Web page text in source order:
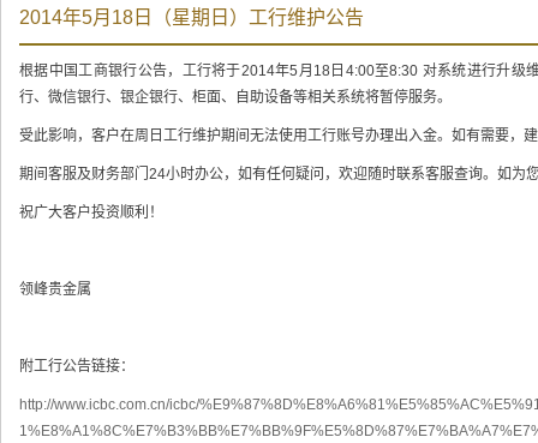
2014年5月18日（星期日）工行维护公告
根据中国工商银行公告，工行将于2014年5月18日4:00至8:30 对系统进行升级
行、微信银行、银企银行、柜面、自助设备等相关系统将暂停服务。
受此影响，客户在周日工行维护期间无法使用工行账号办理出入金。如有需要，
期间客服及财务部门24小时办公，如有任何疑问，欢迎随时联系客服查询。如为
祝广大客户投资顺利！
领峰贵金属
附工行公告链接：
http://www.icbc.com.cn/icbc/